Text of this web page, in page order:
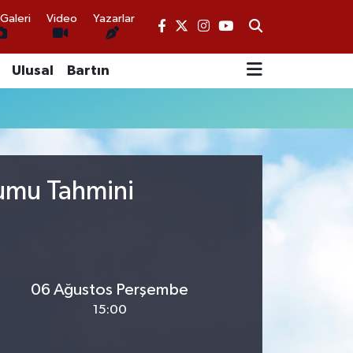
Video Yazarlar
Ulusal Bartın
Tahmini
06 Ağustos Perşembe
15:00